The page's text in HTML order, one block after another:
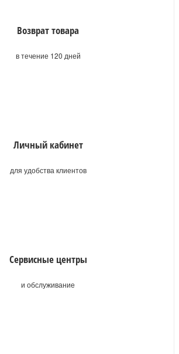
Возврат товара
в течение 120 дней
Личный кабинет
для удобства клиентов
Сервисные центры
и обслуживание